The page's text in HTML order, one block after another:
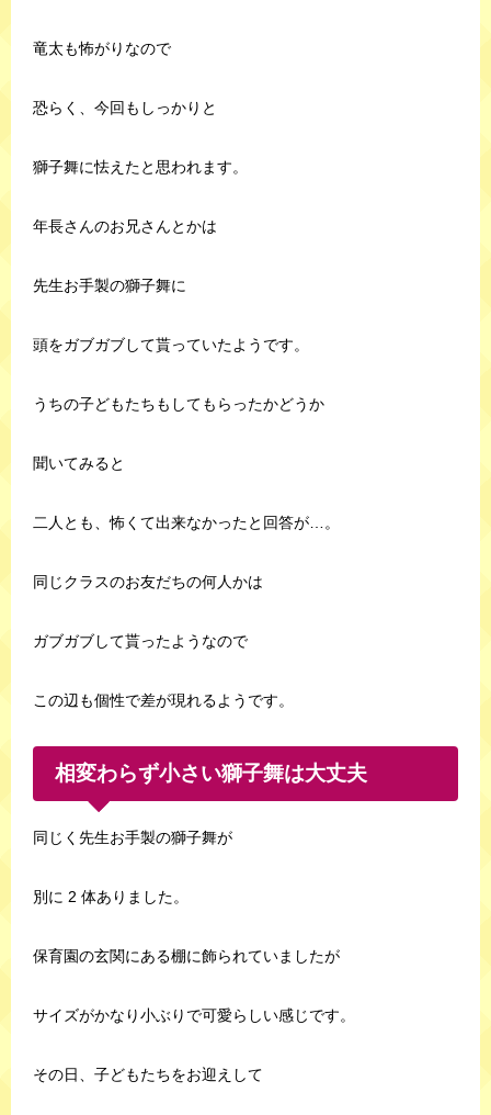
竜太も怖がりなので
恐らく、今回もしっかりと
獅子舞に怯えたと思われます。
年長さんのお兄さんとかは
先生お手製の獅子舞に
頭をガブガブして貰っていたようです。
うちの子どもたちもしてもらったかどうか
聞いてみると
二人とも、怖くて出来なかったと回答が…。
同じクラスのお友だちの何人かは
ガブガブして貰ったようなので
この辺も個性で差が現れるようです。
相変わらず小さい獅子舞は大丈夫
同じく先生お手製の獅子舞が
別に 2 体ありました。
保育園の玄関にある棚に飾られていましたが
サイズがかなり小ぶりで可愛らしい感じです。
その日、子どもたちをお迎えして